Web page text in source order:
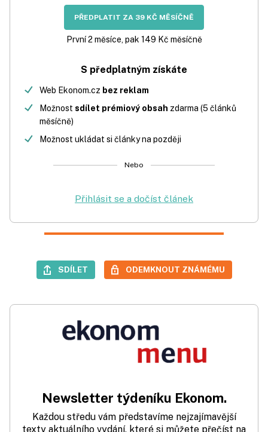
PŘEDPLATIT ZA 39 KČ MĚSÍČNĚ
První 2 měsíce, pak 149 Kč měsíčně
S předplatným získáte
Web Ekonom.cz bez reklam
Možnost sdílet prémiový obsah zdarma (5 článků
měsíčně)
Možnost ukládat si články na později
Nebo
Přihlásit se a dočíst článek
SDÍLET ODEMKNOUT ZNÁMÉMU
Newsletter týdeníku Ekonom.
Každou středu vám představíme nejzajímavější
texty aktuálního vydání, které si můžete přečíst na